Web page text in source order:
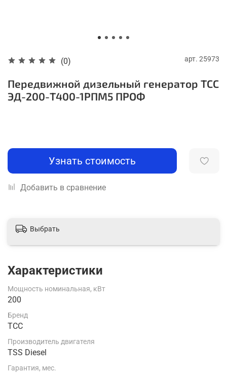
(0) арт. 25973
Передвижной дизельный генератор ТСС
ЭД-200-Т400-1РПМ5 ПРОФ
Узнать стоимость
Добавить в сравнение
Выбрать
Характеристики
Мощность номинальная, кВт
200
Бренд
ТСС
Производитель двигателя
TSS Diesel
Гарантия, мес.